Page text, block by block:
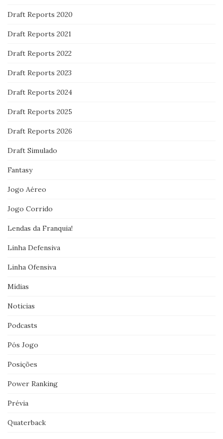
Draft Reports 2020
Draft Reports 2021
Draft Reports 2022
Draft Reports 2023
Draft Reports 2024
Draft Reports 2025
Draft Reports 2026
Draft Simulado
Fantasy
Jogo Aéreo
Jogo Corrido
Lendas da Franquia!
Linha Defensiva
Linha Ofensiva
Mídias
Noticias
Podcasts
Pós Jogo
Posições
Power Ranking
Prévia
Quaterback